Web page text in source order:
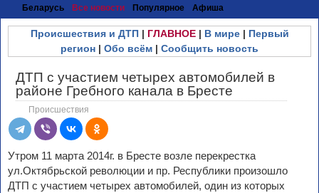
Беларусь Все новости Популярное Афиша
Происшествия и ДТП| ГЛАВНОЕ| В мире| Первый
регион | Обо всём | Сообщить новость
ДТП с участием четырех автомобилей в
районе Гребного канала в Бресте
Происшествия
Утром 11 марта 2014г. в Бресте возле перекрестка
ул.Октябрьской революции и пр. Республики произошло
ДТП с участием четырех автомобилей, один из которых